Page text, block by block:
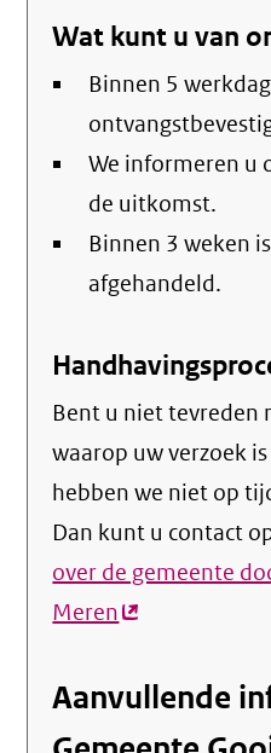
Wat kunt u van
Binnen 5
We informeren u
de uitkomst.
Binnen 3 weken
afgehandeld.
Bent u niet tevreden
waarop uw verzoek
hebben we niet op
Dan kunt u contact
over de gemeente
Meren(externe
Aanvullende